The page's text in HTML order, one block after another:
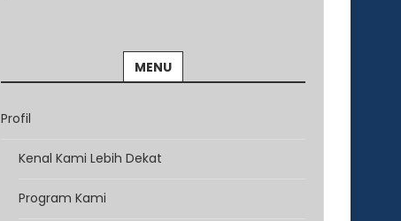
MENU
Profil
Kenal Kami Lebih Dekat
Program Kami